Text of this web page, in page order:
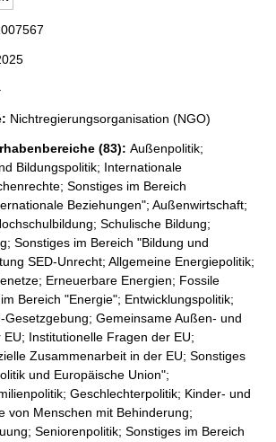
l
e
r
Nichtregierungsorganisation (NGO)
(83): Außenpolitik;
Bildungspolitik; Internationale
Sonstiges im Bereich
Beziehungen"; Außenwirtschaft;
Schulische Bildung;
Sonstiges im Bereich "Bildung und
SED-Unrecht; Allgemeine Energiepolitik;
Erneuerbare Energien; Fossile
Bereich "Energie"; Entwicklungspolitik;
Gesetzgebung; Gemeinsame Außen- und
Institutionelle Fragen der EU;
Zusammenarbeit in der EU; Sonstiges
und Europäische Union";
Geschlechterpolitik; Kinder- und
von Menschen mit Behinderung;
Seniorenpolitik; Sonstiges im Bereich